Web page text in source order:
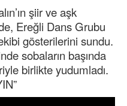
şiir ve aşk
Ereğli Dans Grubu
gösterilerini sundu.
sobaların başında
birlikte yudumladı.